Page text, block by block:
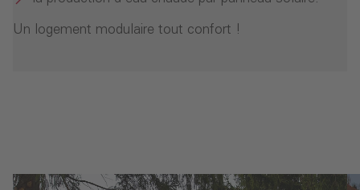
Un logement modulaire tout confort !